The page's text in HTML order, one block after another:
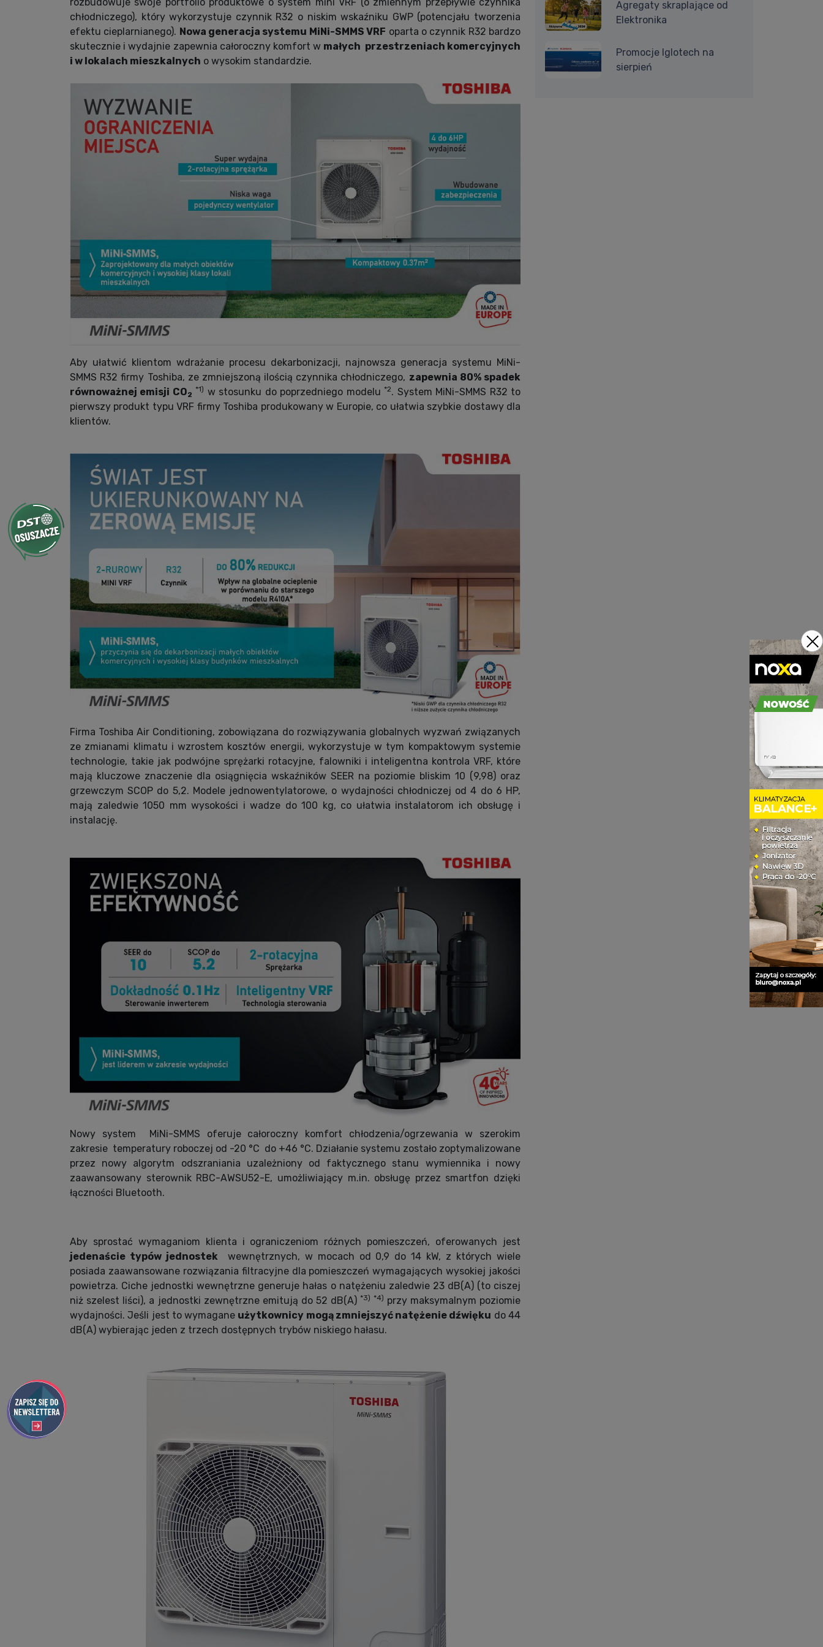
rozbudowuje swoje portfolio produktowe o system mini VRF (o zmiennym przepływie czynnika
chłodniczego), który wykorzystuje czynnik R32 o niskim wskaźniku GWP (potencjału tworzenia
efektu cieplarnianego). Nowa generacja systemu MiNi-SMMS VRF oparta o czynnik R32 bardzo
skutecznie i wydajnie zapewnia całoroczny komfort w małych przestrzeniach komercyjnych
i w lokalach mieszkalnych o wysokim standardzie.
Aby ułatwić klientom wdrażanie procesu dekarbonizacji, najnowsza generacja systemu MiNi-
SMMS R32 firmy Toshiba, ze zmniejszoną ilością czynnika chłodniczego, zapewnia 80% spadek
równoważnej emisji CO2
*1) w stosunku do poprzedniego modelu*2. System MiNi-SMMS R32 to
pierwszy produkt typu VRF firmy Toshiba produkowany w Europie, co ułatwia szybkie dostawy dla
klientów.
Firma Toshiba Air Conditioning, zobowiązana do rozwiązywania globalnych wyzwań związanych
ze zmianami klimatu i wzrostem kosztów energii, wykorzystuje w tym kompaktowym systemie
technologie, takie jak podwójne sprężarki rotacyjne, falowniki i inteligentna kontrola VRF, które
mają kluczowe znaczenie dla osiągnięcia wskaźników SEER na poziomie bliskim 10 (9,98) oraz
grzewczym SCOP do 5,2. Modele jednowentylatorowe, o wydajności chłodniczej od 4 do 6 HP,
mają zaledwie 1050 mm wysokości i wadze do 100 kg, co ułatwia instalatorom ich obsługę i
instalację.
Nowy system
MiNi-SMMS oferuje całoroczny komfort chłodzenia/ogrzewania w szerokim
zakresie temperatury roboczej od -20 °C do +46 °C. Działanie systemu zostało zoptymalizowane
przez nowy algorytm odszraniania uzależniony od faktycznego stanu wymiennika i nowy
zaawansowany sterownik RBC-AWSU52-E, umożliwiający m.in. obsługę przez smartfon dzięki
łączności Bluetooth.
Aby sprostać wymaganiom klienta i ograniczeniom różnych pomieszczeń, oferowanych jest
jedenaście typów jednostek
wewnętrznych, w mocach od 0,9 do 14 kW, z których wiele
posiada zaawansowane rozwiązania filtracyjne dla pomieszczeń wymagających wysokiej jakości
powietrza. Ciche jednostki wewnętrzne generuje hałas o natężeniu zaledwie 23 dB(A) (to ciszej
niż szelest liści), a jednostki zewnętrzne emitują do 52 dB(A)*3) *4) przy maksymalnym poziomie
wydajności. Jeśli jest to wymagane użytkownicy mogą zmniejszyć natężenie dźwięku do 44
dB(A) wybierając jeden z trzech dostępnych trybów niskiego hałasu.
Agregaty skraplające od
Elektronika
Promocje Iglotech na
sierpień